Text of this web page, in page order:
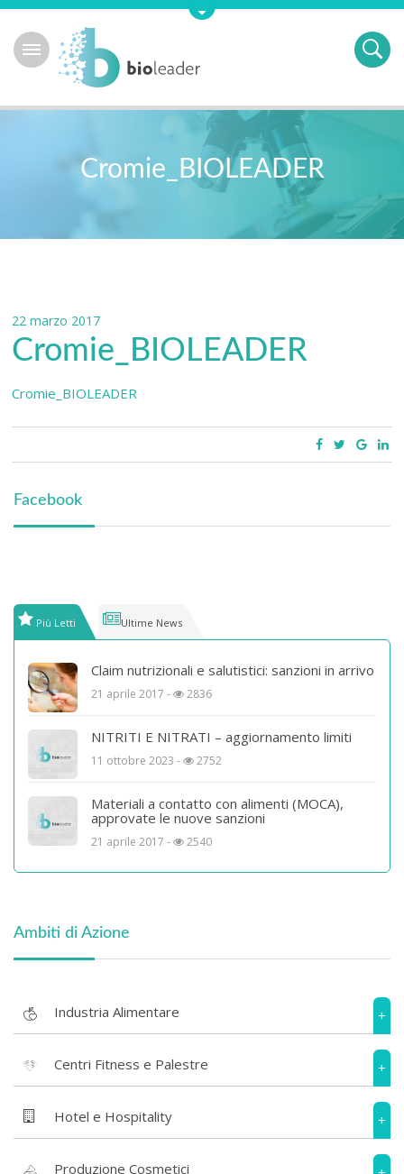
Cromie_BIOLEADER
22 marzo 2017
Cromie_BIOLEADER
Cromie_BIOLEADER
Facebook
Più Letti Ultime News
Claim nutrizionali e salutistici: sanzioni in arrivo
21 aprile 2017 - 2836
NITRITI E NITRATI – aggiornamento limiti
11 ottobre 2023 - 2752
Materiali a contatto con alimenti (MOCA),
approvate le nuove sanzioni
21 aprile 2017 - 2540
Ambiti di Azione
Industria Alimentare +
Centri Fitness e Palestre +
Hotel e Hospitality +
Produzione Cosmetici